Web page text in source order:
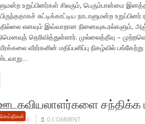
உறுப்பினர்கள் சிலரும், பெரும்பான்மை
சுட்டிக்காட்டிய நாடாளுமன்ற
எனவும் இவ்வாறான நினைவுகூரல்களும்,
தெரிவித்துள்ளார். முல்லைத்தீவு –
வீரக்கலை வீரர்களின் மதிப்பளிப்பு நிகழ்வில்
சந்திக்க
மாவையூரன் 0 COMMENT